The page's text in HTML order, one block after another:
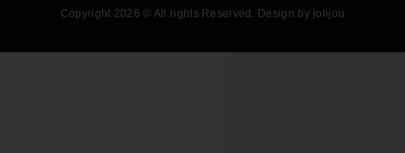
Copyright 2026 © All rights Reserved. Design by jolijou